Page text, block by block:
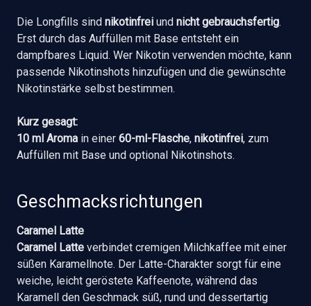
Die Longfills sind nikotinfrei und nicht gebrauchsfertig.
Erst durch das Auffüllen mit Base entsteht ein
dampfbares Liquid. Wer Nikotin verwenden möchte, kann
passende Nikotinshots hinzufügen und die gewünschte
Nikotinstärke selbst bestimmen.
Kurz gesagt:
10 ml Aroma in einer 60-ml-Flasche, nikotinfrei, zum
Auffüllen mit Base und optional Nikotinshots.
Geschmacksrichtungen
Caramel Latte
Caramel Latte verbindet cremigen Milchkaffee mit einer
süßen Karamellnote. Der Latte-Charakter sorgt für eine
weiche, leicht geröstete Kaffeenote, während das
Karamell den Geschmack süß, rund und dessertartig